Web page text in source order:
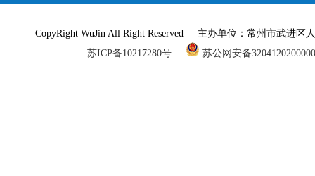
CopyRight WuJin All Right Reserved 主办单位：常州市武进
苏ICP备10217280号
苏公网安备